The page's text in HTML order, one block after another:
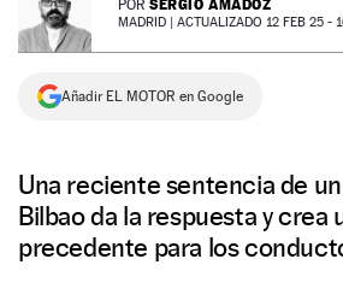
NEWSLETTER
SÍGUENOS
POR SERGIO AMADOZ
MADRID | ACTUALIZADO 12 FEB 25 -
Añadir EL MOTOR en Google
Una reciente sentencia de
Bilbao da la respuesta y crea
precedente para los